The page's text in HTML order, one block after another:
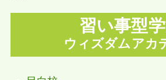
習い事型
ウィズダムアカ